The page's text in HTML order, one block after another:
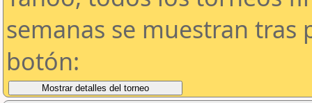
semanas se muestran tras
botón: